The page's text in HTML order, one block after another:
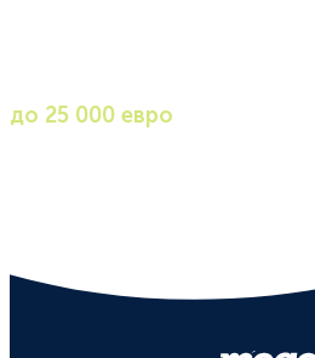
до 25 000 евро